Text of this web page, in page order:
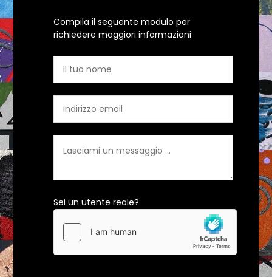
Compila il seguente modulo per
richiedere maggiori informazioni
Sei un utente reale?